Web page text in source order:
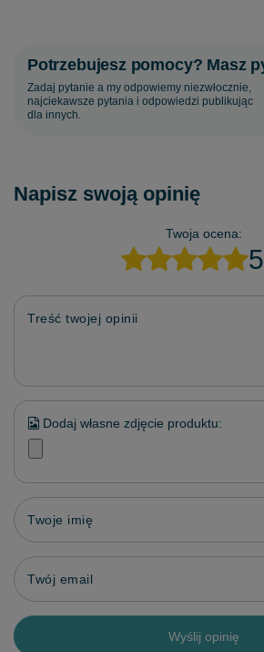
Potrzebujesz pomocy? Masz
Zadaj pytanie a my odpowiemy niezwłocznie,
najciekawsze pytania i odpowiedzi publikując
dla innych.
Napisz swoją opinię
Twoja ocena:
Treść twojej opinii
Dodaj własne zdjęcie produktu:
Twoje imię
Twój email
Wyślij opinię